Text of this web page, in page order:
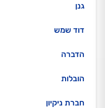
גנן
דוד שמש
הדברה
הובלות
חברת ניקיון